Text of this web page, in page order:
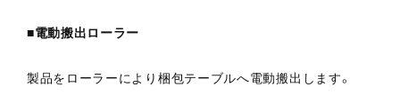
■電動搬出ローラー
製品をローラーにより梱包テーブルへ電動搬出します。